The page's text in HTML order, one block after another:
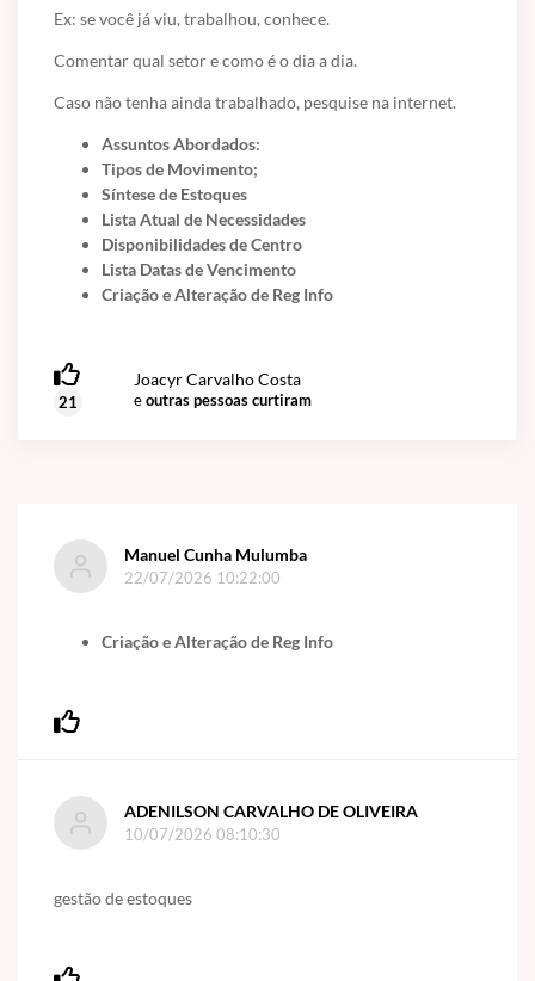
Ex: se você já viu, trabalhou, conhece.
Comentar qual setor e como é o dia a dia.
Caso não tenha ainda trabalhado, pesquise na internet.
Assuntos Abordados:
Tipos de Movimento;
Síntese de Estoques
Lista Atual de Necessidades
Disponibilidades de Centro
Lista Datas de Vencimento
Criação e Alteração de Reg Info
21
Joacyr Carvalho Costa
eoutras pessoas curtiram
Manuel Cunha Mulumba
22/07/2026 10:22:00
Criação e Alteração de Reg Info
ADENILSON CARVALHO DE OLIVEIRA
10/07/2026 08:10:30
gestão de estoques